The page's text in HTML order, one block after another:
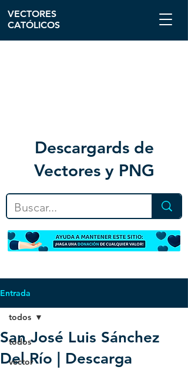
Descargards de
Vectores y PNG
VECTORES
CATÓLICOS
Entrada
todos
vector
todos
San José Luis Sánchez
Del Río | Descarga